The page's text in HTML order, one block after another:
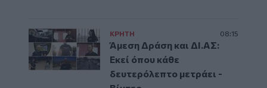
ΚΡΗΤΗ 08:15
Άμεση Δράση και ΔΙ.ΑΣ:
Εκεί όπου κάθε
δευτερόλεπτο μετράει -